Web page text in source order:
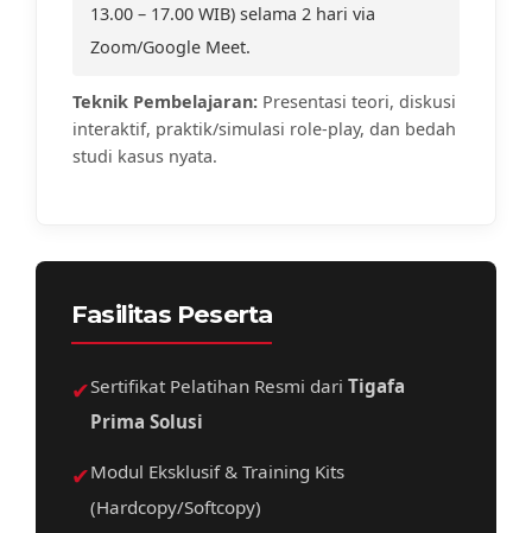
13.00 – 17.00 WIB) selama 2 hari via
Zoom/Google Meet.
Teknik Pembelajaran: Presentasi teori, diskusi
interaktif, praktik/simulasi role-play, dan bedah
studi kasus nyata.
Fasilitas Peserta
✔Sertifikat Pelatihan Resmi dari Tigafa
Prima Solusi
✔Modul Eksklusif & Training Kits
(Hardcopy/Softcopy)